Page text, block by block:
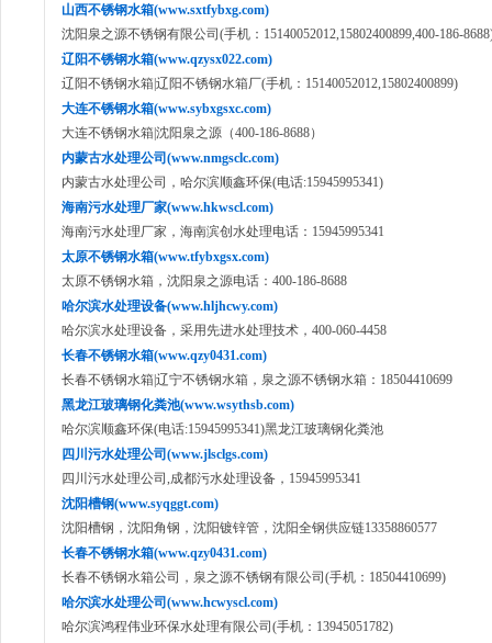
山西不锈钢水箱(www.sxtfybxg.com)
沈阳泉之源不锈钢有限公司(手机：15140052012,15802400899,400-186-
辽阳不锈钢水箱(www.qzysx022.com)
辽阳不锈钢水箱|辽阳不锈钢水箱厂(手机：15140052012,15802400899)
大连不锈钢水箱(www.sybxgsxc.com)
大连不锈钢水箱|沈阳泉之源（400-186-8688）
内蒙古水处理公司(www.nmgsclc.com)
内蒙古水处理公司，哈尔滨顺鑫环保(电话:15945995341)
海南污水处理厂家(www.hkwscl.com)
海南污水处理厂家，海南滨创水处理电话：15945995341
太原不锈钢水箱(www.tfybxgsx.com)
太原不锈钢水箱，沈阳泉之源电话：400-186-8688
哈尔滨水处理设备(www.hljhcwy.com)
哈尔滨水处理设备，采用先进水处理技术，400-060-4458
长春不锈钢水箱(www.qzy0431.com)
长春不锈钢水箱|辽宁不锈钢水箱，泉之源不锈钢水箱：18504410699
黑龙江玻璃钢化粪池(www.wsythsb.com)
哈尔滨顺鑫环保(电话:15945995341)黑龙江玻璃钢化粪池
四川污水处理公司(www.jlsclgs.com)
四川污水处理公司,成都污水处理设备，15945995341
沈阳槽钢(www.syqggt.com)
沈阳槽钢，沈阳角钢，沈阳镀锌管，沈阳全钢供应链13358860577
长春不锈钢水箱(www.qzy0431.com)
长春不锈钢水箱公司，泉之源不锈钢有限公司(手机：18504410699)
哈尔滨水处理公司(www.hcwyscl.com)
哈尔滨鸿程伟业环保水处理有限公司(手机：13945051782)